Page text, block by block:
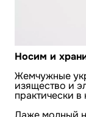
Носим и
Жемчужные
изящество и
практически